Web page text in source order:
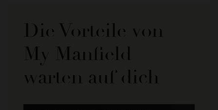
Die Vorteile von
My Manfield
warten auf dich